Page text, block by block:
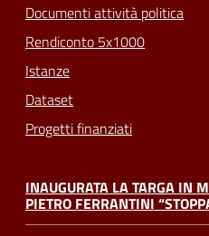
Documenti attività politica
Rendiconto 5x1000
Istanze
Dataset
Progetti finanziati
INAUGURATA LA TARGA IN
PIETRO FERRANTINI